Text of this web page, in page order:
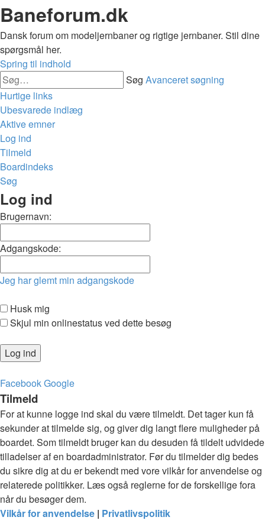
Baneforum.dk
Dansk forum om modeljernbaner og rigtige jernbaner. Stil dine
spørgsmål her.
Spring til indhold
Søg Avanceret søgning
Hurtige links
Ubesvarede indlæg
Aktive emner
Log ind
Tilmeld
Boardindeks
Søg
Log ind
Brugernavn:
Adgangskode:
Jeg har glemt min adgangskode
Husk mig
Skjul min onlinestatus ved dette besøg
FacebookGoogle
Tilmeld
For at kunne logge ind skal du være tilmeldt. Det tager kun få
sekunder at tilmelde sig, og giver dig langt flere muligheder på
boardet. Som tilmeldt bruger kan du desuden få tildelt udvidede
tilladelser af en boardadministrator. Før du tilmelder dig bedes
du sikre dig at du er bekendt med vore vilkår for anvendelse og
relaterede politikker. Læs også reglerne for de forskellige fora
når du besøger dem.
Vilkår for anvendelse | Privatlivspolitik